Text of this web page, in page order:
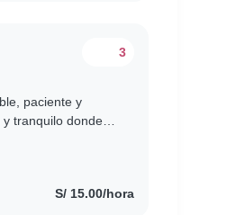
3
paciente y
tranquilo donde
S/ 15.00/hora